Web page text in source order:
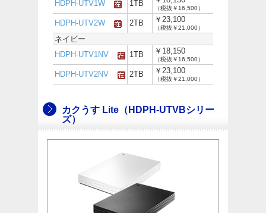
HDPH-UTV1W 1TB
（税抜￥16,500）
HDPH-UTV2W 2TB ￥23,100
（税抜￥21,000）
ネイビー
HDPH-UTV1NV
1TB ￥18,150
（税抜￥16,500）
HDPH-UTV2NV 2TB ￥23,100
（税抜￥21,000）
カクうす Lite（HDPH-UTVBシリー
ズ）